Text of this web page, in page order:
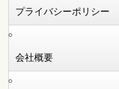
プライバシーポリシー
会社概要